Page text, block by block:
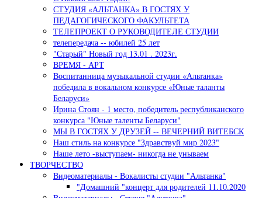
СТУДИЯ «АЛЬТАНКА» В ГОСТЯХ У
ПЕДАГОГИЧЕСКОГО ФАКУЛЬТЕТА
ТЕЛЕПРОЕКТ О РУКОВОДИТЕЛЕ СТУДИИ
телепередача -- юбилей 25 лет
"Старый" Новый год 13.01 . 2023г.
ВРЕМЯ - АРТ
Воспитанница музыкальной студии «Альтанка»
победила в вокальном конкурсе «Юные таланты
Беларуси»
Ирина Стоян - 1 место, победитель республиканского
конкурса "Юные таленты Беларуси"
МЫ В ГОСТЯХ У ДРУЗЕЙ -- ВЕЧЕРНИЙ ВИТЕБСК
Наш стиль на конкурсе "Здравствуй мир 2023"
Наше лето -выступаем- никогда не унываем
ТВОРЧЕСТВО
Видеоматериалы - Вокалисты студии "Альтанка"
"Домашний "концерт для родителей 11.10.2020